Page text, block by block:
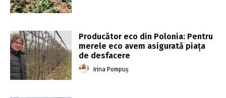
Producător eco din Polonia: Pentru
merele eco avem asigurată piața
de desfacere
Irina Pompuș